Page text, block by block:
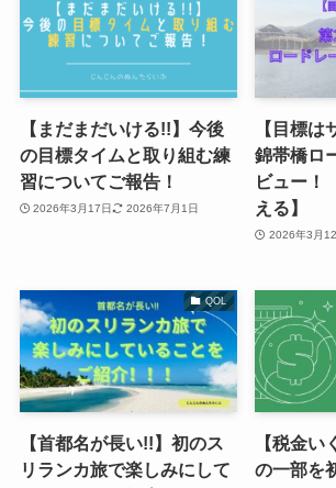
【まだまだいける!!】今後
の目標タイムと取り組む練
習についてご報告！
2026年3月17日 2026年7月1日
【目標は
錦帯橋ロ
ビュー！
える】
2026年3月
QOL
【首都名が長い!!】初のス
リランカ旅で楽しみにして
【税金
の一部を